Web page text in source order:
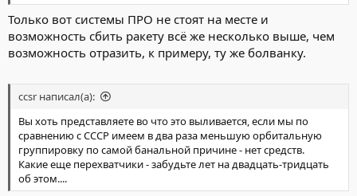
Только вот системы ПРО не стоят на месте и
возможность сбить ракету всё же несколько выше, чем
возможность отразить, к примеру, ту же болванку.
ccsr написал(а):
Вы хоть представляете во что это выливается, если мы по
сравнению с СССР имеем в два раза меньшую орбитальную
группировку по самой банальной причине - нет средств.
Какие еще перехватчики - забудьте лет на двадцать-тридцать
об этом....